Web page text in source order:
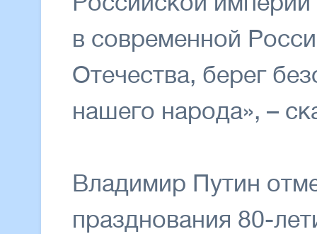
в современной
Отечества, берег
нашего народа», –
Владимир Путин
празднования 80-